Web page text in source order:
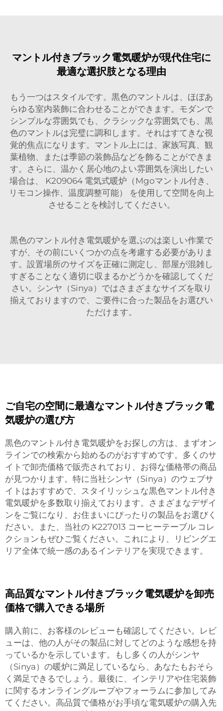
マントル付きブラック電気暖炉が現代住宅に
最適な選択肢となる理由
もう一つはスタイルです。黒色のマントルは、ほぼあ
らゆる室内装飾に合わせることができます。モダンで
シンプルな雰囲気でも、クラシックな雰囲気でも、黒
色のマントルは完璧に調和します。それはすてきな視
覚的焦点になります。マントル上には、家族写真、観
葉植物、または季節の装飾品などを飾ることができま
す。さらに、温かく居心地のよい雰囲気を演出したい
場合は、
K209064 電気式暖炉（Mgoマントル付き、
リモコン操作、温度調整可能） を使用して空間を向上
させることを検討してください。
黒色のマントル付き電気暖炉を選ぶのは楽しい作業で
すが、その前にいくつかの点を考慮する必要がありま
す。設置場所のサイズを正確に測定し、部屋が混雑し
すぎることなく適切に収まるかどうかを確認してくだ
さい。シンヤ（Sinya）ではさまざまなサイズを取り
揃えておりますので、ご要件に合った製品をお選びい
ただけます。
ご自宅の空間に最適なマントル付きブラック電
気暖炉の選び方
黒色のマントル付き電気暖炉をお探しの方は、まずオン
ラインでの検索から始めるのがおすすめです。多くのサ
イトで卸売価格で販売されており、お得な価格帯の商品
が見つかります。特に当社シンヤ（Sinya）のウェブサ
イトはおすすめで、スタイリッシュな黒色マントル付き
電気暖炉を多数取り揃えております。さまざまなデザイ
ンをご覧になり、お住まいにぴったりの製品をお選びく
ださい。また、当社の K227013 コーヒーテーブル コレ
クションもぜひご覧ください。これにより、リビングエ
リア全体で統一感のあるインテリアを実現できます。
高品質なマントル付きブラック電気暖炉を卸売
価格で購入できる場所
購入前に、お客様のレビューも確認してください。レビ
ューは、他の人がその製品に対してどのような感想を持
っているかを示しています。もし多くの人がシンヤ
（Sinya）の暖炉に満足しているなら、あなたもおそら
く満足できるでしょう。最後に、インテリアや住宅装飾
に関するオンライングループやフォーラムに参加してみ
てください。高品質で価格がお手頃な電気暖炉の購入先